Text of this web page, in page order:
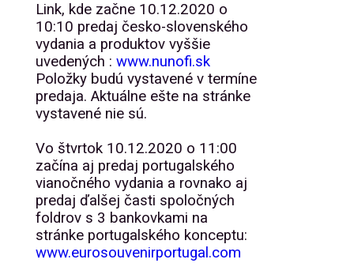
Link, kde začne 10.12.2020 o
10:10 predaj česko-slovenského
vydania a produktov vyššie
uvedených : www.nunofi.sk
Položky budú vystavené v termíne
predaja. Aktuálne ešte na stránke
vystavené nie sú.
Vo štvrtok 10.12.2020 o 11:00
začína aj predaj portugalského
vianočného vydania a rovnako aj
predaj ďalšej časti spoločných
foldrov s 3 bankovkami na
stránke portugalského konceptu:
www.eurosouvenirportugal.com